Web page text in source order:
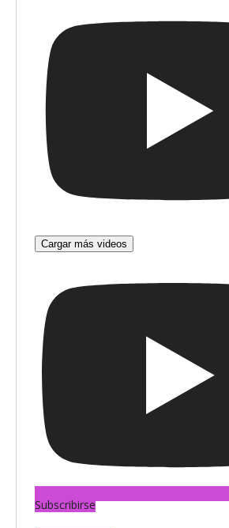
Vigilante
Cargar más videos
Subscribirse